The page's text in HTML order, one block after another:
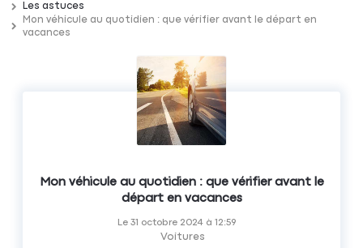
Les astuces
Mon véhicule au quotidien : que vérifier avant le départ en
vacances
Mon véhicule au quotidien : que vérifier avant le
départ en vacances
Le 31 octobre 2024à 12:59
Voitures